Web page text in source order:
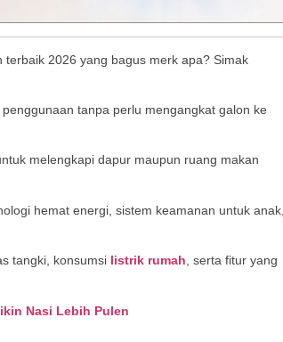
2026 yang bagus merk apa? Simak
tanpa perlu mengangkat galon ke
melengkapi dapur maupun ruang makan
hemat energi, sistem keamanan untuk
tangki, konsumsi listrik rumah , serta fitur yang
Nasi Lebih Pulen